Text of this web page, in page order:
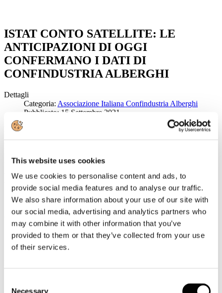
This website uses cookies
We use cookies to personalise content and ads, to
provide social media features and to analyse our traffic.
We also share information about your use of our site with
our social media, advertising and analytics partners who
may combine it with other information that you’ve
provided to them or that they’ve collected from your use
of their services.
Necessary
ISTAT CONTO SATELLITE: LE
ANTICIPAZIONI DI OGGI
CONFERMANO I DATI DI
CONFINDUSTRIA ALBERGHI
Dettagli
Categoria: Associazione Italiana Confindustria Alberghi
Pubblicato: 15 Settembre 2021
Il turismo indietro di 10 anni
vissuto in questi mesi, confermando le analisi che avevamo condotto
e la debolezza degli interventi di sostegno rispetto ad un quadro così
difficile – dichiara Maria Carmela Colaiacovo, Presidente di
Associazione Italiana Confindustria Alberghi.
Il valore aggiunto prodotto dal turismo si ferma a 67,6 miliardi di
euro (64 miliardi in meno rispetto al 2019), riportando il settore
indietro di 10 anni.
Il comparto alberghiero ha sofferto la totale assenza di domanda
internazionale con un calo dei pernottamenti di oltre il 70% tenuto
Ad impattare negativamente su tutte le destinazioni anche la